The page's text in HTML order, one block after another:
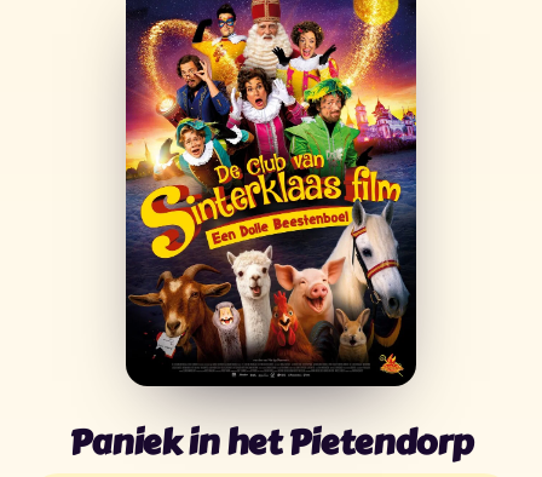
Paniek in het Pietendorp